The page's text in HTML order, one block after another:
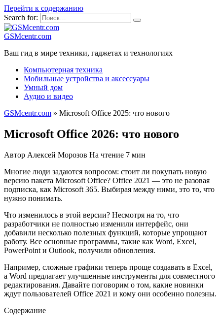
Перейти к содержанию
Search for:
GSMcentr.com
Ваш гид в мире техники, гаджетах и технологиях
Компьютерная техника
Мобильные устройства и аксессуары
Умный дом
Аудио и видео
GSMcentr.com » Microsoft Office 2025: что нового
Microsoft Office 2026: что нового
Автор Алексей Морозов На чтение 7 мин
Многие люди задаются вопросом: стоит ли покупать новую
версию пакета Microsoft Office? Office 2021 — это не разовая
подписка, как Microsoft 365. Выбирая между ними, это то, что
нужно понимать.
Что изменилось в этой версии? Несмотря на то, что
разработчики не полностью изменили интерфейс, они
добавили несколько полезных функций, которые упрощают
работу. Все основные программы, такие как Word, Excel,
PowerPoint и Outlook, получили обновления.
Например, сложные графики теперь проще создавать в Excel,
а Word предлагает улучшенные инструменты для совместного
редактирования. Давайте поговорим о том, какие новинки
ждут пользователей Office 2021 и кому они особенно полезны.
Содержание